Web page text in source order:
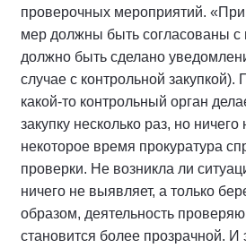
проверочных мероприятий. «При
мер должны быть согласованы с
должно быть сделано
случае с контрольной закупкой).
какой-то контрольный орган
закупку несколько раз, но
некоторое время прокуратура
проверки. Не возникла ли
ничего не выявляет, а только
образом, деятельность
становится более прозрачной. И